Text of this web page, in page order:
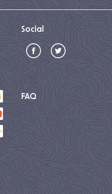
Social
FAQ